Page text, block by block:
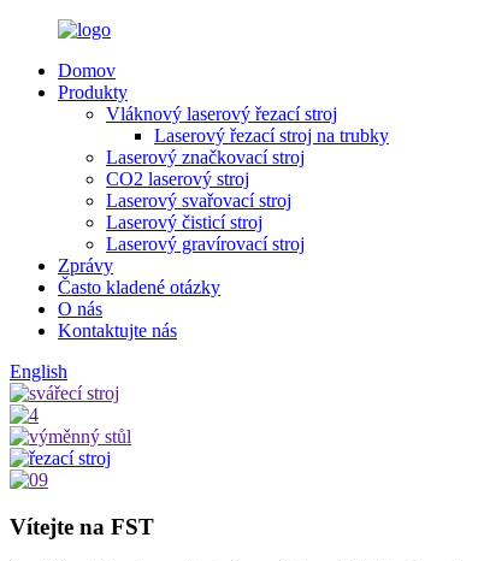
Domov
Produkty
Vláknový laserový řezací stroj
Laserový řezací stroj na trubky
Laserový značkovací stroj
CO2 laserový stroj
Laserový svařovací stroj
Laserový čisticí stroj
Laserový gravírovací stroj
Zprávy
Často kladené otázky
O nás
Kontaktujte nás
English
Vítejte na FST